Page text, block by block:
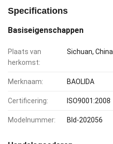
Specifications
Basiseigenschappen
Plaats van
herkomst:
Sichuan, China
Merknaam: BAOLIDA
Certificering: ISO9001:2008
Modelnummer: Bld-202056